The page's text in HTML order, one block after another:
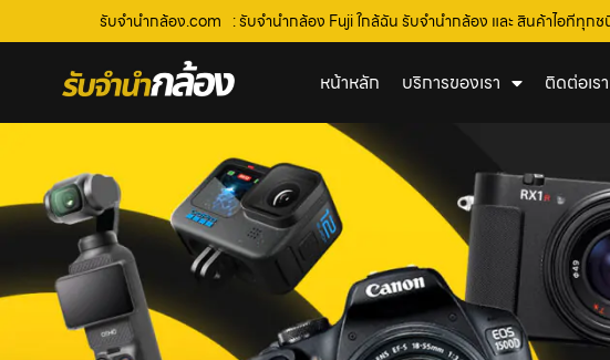
รับจํานํากล้อง.com : รับจำนำกล้อง Fuji ใกล้ฉัน รับจํานํากล้อง และ สินค้าไอทีทุกช
หน้าหลัก บริการของเรา ติดต่อเรา